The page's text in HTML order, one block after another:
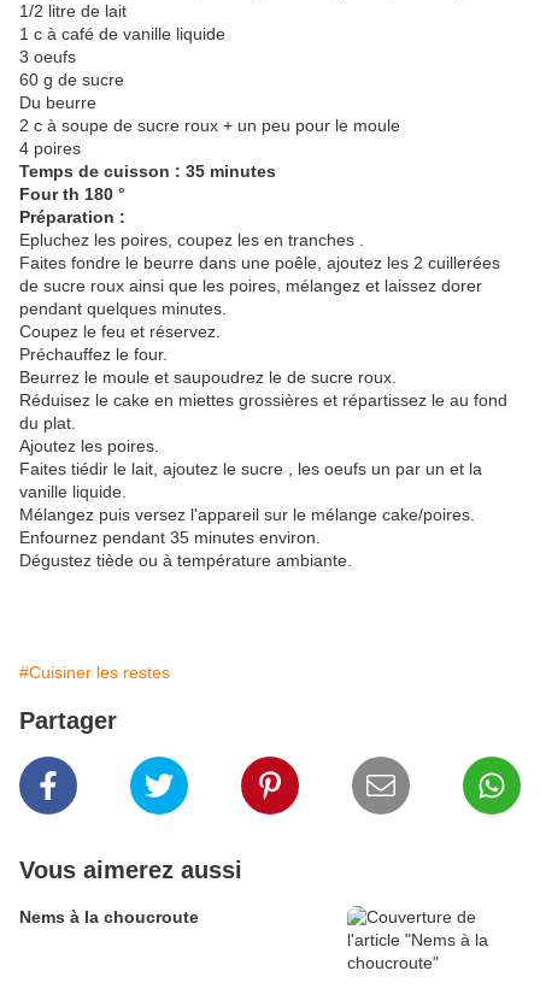
1/2 litre de lait
1 c à café de vanille liquide
3 oeufs
60 g de sucre
Du beurre
2 c à soupe de sucre roux + un peu pour le moule
4 poires
Temps de cuisson : 35 minutes
Four th 180 °
Préparation :
Epluchez les poires, coupez les en tranches .
Faites fondre le beurre dans une poêle, ajoutez les 2 cuillerées
de sucre roux ainsi que les poires, mélangez et laissez dorer
pendant quelques minutes.
Coupez le feu et réservez.
Préchauffez le four.
Beurrez le moule et saupoudrez le de sucre roux.
Réduisez le cake en miettes grossières et répartissez le au fond
du plat.
Ajoutez les poires.
Faites tiédir le lait, ajoutez le sucre , les oeufs un par un et la
vanille liquide.
Mélangez puis versez l'appareil sur le mélange cake/poires.
Enfournez pendant 35 minutes environ.
Dégustez tiède ou à température ambiante.
#Cuisiner les restes
Partager
Vous aimerez aussi
Nems à la choucroute